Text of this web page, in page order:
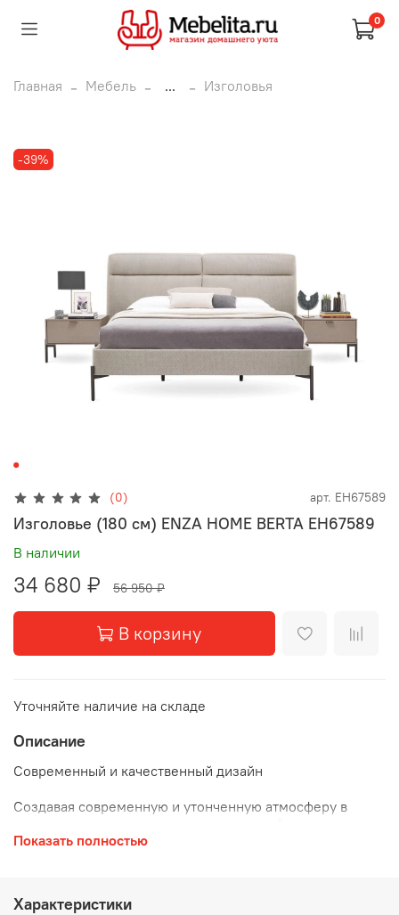
0
Главная Мебель ... Изголовья
-39%
(0) арт. EH67589
Изголовье (180 см) ENZA HOME BERTA EH67589
В наличии
34 680 ₽ 56 950 ₽
В корзину
Уточняйте наличие на складе
Описание
Современный и качественный дизайн
Создавая современную и утонченную атмосферу в
деталей, BERTA сочетает в себе эстетику и
Показать полностью
Характеристики